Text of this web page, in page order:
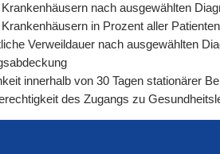
nach ausgewählten
in Prozent aller
Verweildauer nach ausgewählten
innerhalb von 30 Tagen stationärer
des Zugangs zu